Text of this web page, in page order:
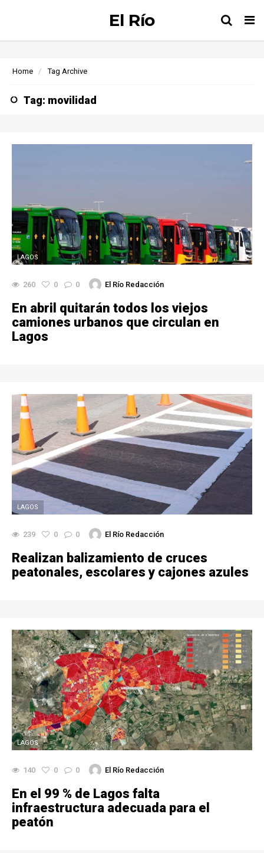
El Río
Home Tag Archive
Tag: movilidad
LAGOS
260 0 0 El Río Redacción
En abril quitarán todos los viejos
camiones urbanos que circulan en
Lagos
LAGOS
239 0 0 El Río Redacción
Realizan balizamiento de cruces
peatonales, escolares y cajones azules
LAGOS
140 0 0 El Río Redacción
En el 99 % de Lagos falta
infraestructura adecuada para el
peatón